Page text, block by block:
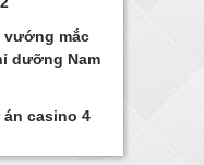
vướng mắc
dưỡng Nam
casino 4